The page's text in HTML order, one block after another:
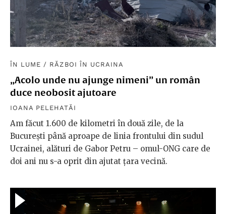
ÎN LUME / RĂZBOI ÎN UCRAINA
„Acolo unde nu ajunge nimeni” un român
duce neobosit ajutoare
IOANA PELEHATĂI
Am făcut 1.600 de kilometri în două zile, de la
București până aproape de linia frontului din sudul
Ucrainei, alături de Gabor Petru – omul-ONG care de
doi ani nu s-a oprit din ajutat țara vecină.